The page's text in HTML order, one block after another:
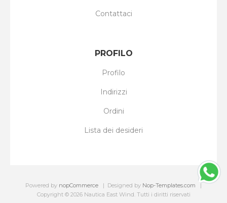
Contattaci
PROFILO
Profilo
Indirizzi
Ordini
Lista dei desideri
Powered by nopCommerce Designed by Nop-Templates.com
Copyright © 2026 Nautica East Wind. Tutti i diritti riservati